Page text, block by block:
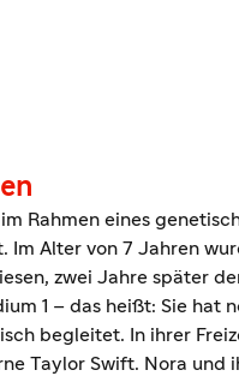
Rahmen eines
Im Alter von 7 Jahren
zwei Jahre später
1 – das heißt: Sie hat
begleitet. In ihrer
Taylor Swift. Nora und